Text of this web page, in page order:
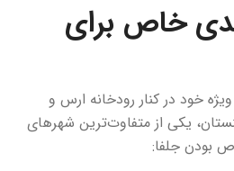
خاص برای
خود در کنار رودخانه ارس و
یکی از متفاوت‌ترین شهرهای
بودن جلفا: